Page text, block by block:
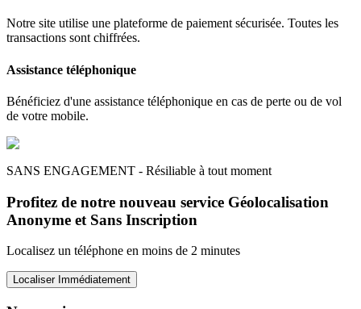
Notre site utilise une plateforme de paiement sécurisée. Toutes les
transactions sont chiffrées.
Assistance téléphonique
Bénéficiez d'une assistance téléphonique en cas de perte ou de vol
de votre mobile.
SANS ENGAGEMENT - Résiliable à tout moment
Profitez de notre nouveau service Géolocalisation
Anonyme et Sans Inscription
Localisez un téléphone en moins de 2 minutes
Localiser Immédiatement